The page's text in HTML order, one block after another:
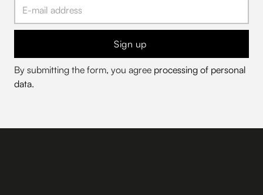
Sign up
By submitting the form, you agree processing of personal
data.